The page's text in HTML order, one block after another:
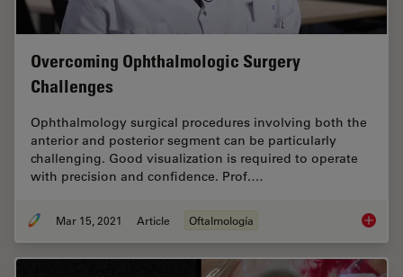
Overcoming Ophthalmologic Surgery
Challenges
Ophthalmology surgical procedures involving both the
anterior and posterior segment can be particularly
challenging. Good visualization is required to operate
with precision and confidence. Prof.…
Mar 15, 2021 Article Oftalmología